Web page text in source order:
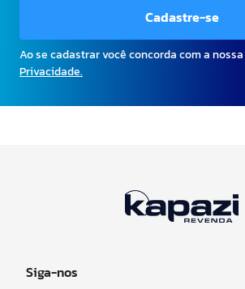
Cadastre-se
Ao se cadastrar você concorda com a nossa
Privacidade.
Siga-nos